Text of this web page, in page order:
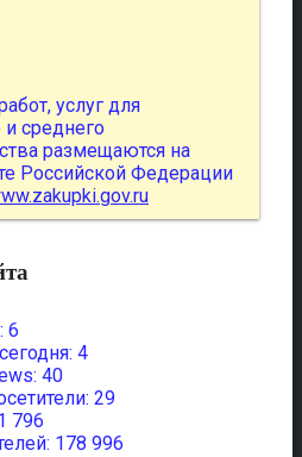
услуг для
среднего
размещаются на
Российской Федерации
6
4
40
29
796
178 996